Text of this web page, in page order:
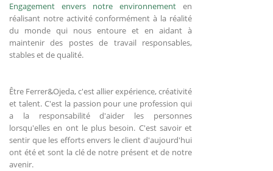
Engagement envers notre environnement en
réalisant notre activité conformément à la réalité
du monde qui nous entoure et en aidant à
maintenir des postes de travail responsables,
stables et de qualité.
Être Ferrer&Ojeda, c'est allier expérience, créativité
et talent. C'est la passion pour une profession qui
a la responsabilité d'aider les personnes
lorsqu'elles en ont le plus besoin. C'est savoir et
sentir que les efforts envers le client d'aujourd'hui
ont été et sont la clé de notre présent et de notre
avenir.